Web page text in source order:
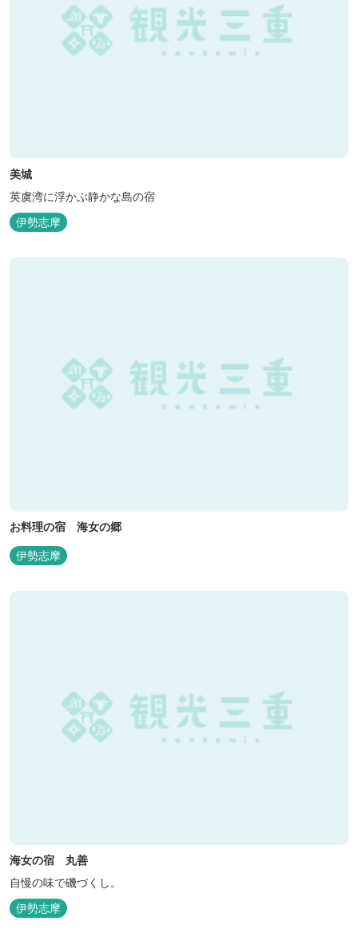
美城
英虞湾に浮かぶ静かな島の宿
伊勢志摩
お料理の宿 海女の郷
伊勢志摩
海女の宿 丸善
自慢の味で磯づくし。
伊勢志摩